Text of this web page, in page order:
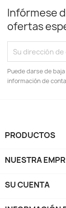
Infórmese
ofertas
Puede darse de
información de
PRODUCTOS
NUESTRA
SU CUENTA